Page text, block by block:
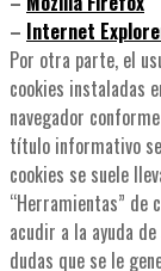
– Internet
Por otra parte, el
cookies instaladas
navegador
título informativo
cookies se suele
“Herramientas” de
acudir a la ayuda
dudas que se le